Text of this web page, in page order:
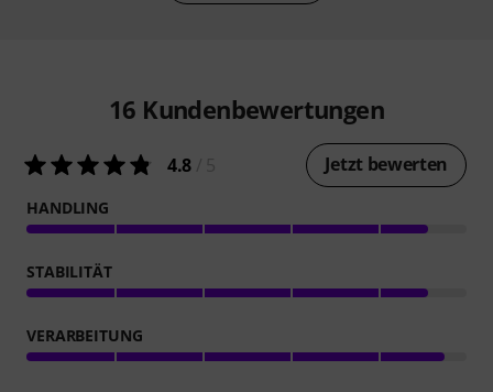
16 Kundenbewertungen
4.8 Jetzt bewerten
HANDLING
STABILITÄT
VERARBEITUNG